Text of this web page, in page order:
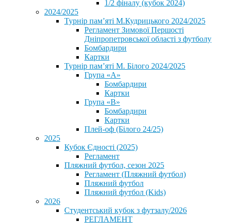
1/2 фіналу (кубок 2024)
2024/2025
Турнір пам’яті М.Кудрицького 2024/2025
Регламент Зимової Першості
Дніпропетровської області з футболу
Бомбардири
Картки
Турнір пам’яті М. Білого 2024/2025
Група «А»
Бомбардири
Картки
Група «В»
Бомбардири
Картки
Плей-оф (Білого 24/25)
2025
Кубок Єдності (2025)
Регламент
Пляжний футбол, сезон 2025
Регламент (Пляжний футбол)
Пляжний футбол
Пляжний футбол (Kids)
2026
Студентський кубок з футзалу/2026
РЕГЛАМЕНТ